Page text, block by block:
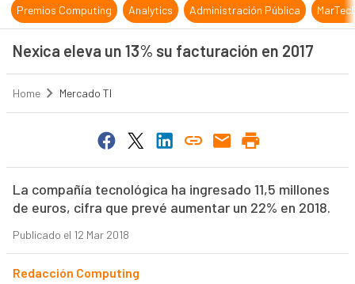
Premios Computing Analytics Administración Pública
Nexica eleva un 13% su facturación en 2017
Home Mercado TI
La compañía tecnológica ha ingresado 11,5 millones
de euros, cifra que prevé aumentar un 22% en 2018.
Publicado el 12 Mar 2018
Redacción Computing